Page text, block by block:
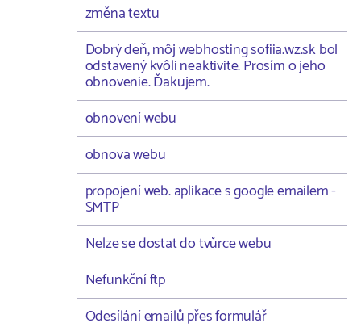
změna textu
Dobrý deň, môj webhosting sofiia.wz.sk bol
odstavený kvôli neaktivite. Prosím o jeho
obnovenie. Ďakujem.
obnovení webu
obnova webu
propojení web. aplikace s google emailem -
SMTP
Nelze se dostat do tvůrce webu
Nefunkční ftp
Odesílání emailů přes formulář